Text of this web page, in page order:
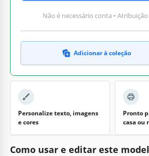
Não é necessário conta •
Adicionar à coleção
Personalize texto, imagens
e cores
Pronto
casa ou
Como usar e editar este